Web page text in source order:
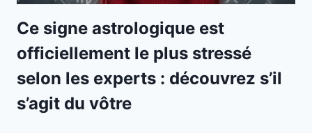
Ce signe astrologique est
officiellement le plus stressé
selon les experts : découvrez s’il
s’agit du vôtre